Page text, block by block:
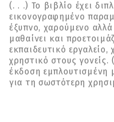
(. . .) Το βιβλίο έχει
εικονογραφημένο
έξυπνο, χαρούμενο
μαθαίνει και
εκπαιδευτικό
χρηστικό στους γονείς.
έκδοση εμπλουτισμένη
για τη σωστότερη